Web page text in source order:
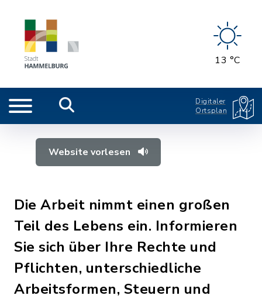
13 °C
Digitaler
Ortsplan
Website vorlesen
Die Arbeit nimmt einen großen
Teil des Lebens ein. Informieren
Sie sich über Ihre Rechte und
Pflichten, unterschiedliche
Arbeitsformen, Steuern und